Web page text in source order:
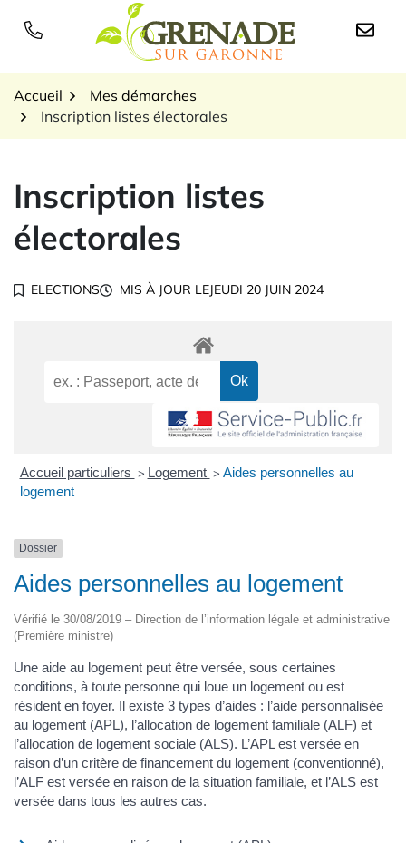
Logo Grenade sur
Accueil
Mes démarches
Inscription listes électorales
Inscription listes
électorales
ELECTIONS MIS À JOUR LEJEUDI 20 JUIN 2024
Accueil particuliers > Logement > Aides personnelles au
logement
Dossier
Aides personnelles au logement
Vérifié le 30/08/2019 – Direction de l’information légale et administrative
(Première ministre)
Une aide au logement peut être versée, sous certaines
conditions, à toute personne qui loue un logement ou est
résident en foyer. Il existe 3 types d’aides : l’aide personnalisée
au logement (APL), l’allocation de logement familiale (ALF) et
l’allocation de logement sociale (ALS). L’APL est versée en
raison d’un critère de financement du logement (conventionné),
l’ALF est versée en raison de la situation familiale, et l’ALS est
versée dans tous les autres cas.